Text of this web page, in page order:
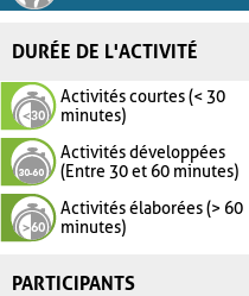
DURÉE DE L'ACTIVITÉ
Activités courtes (< 30
minutes)
Activités développées
(Entre 30 et 60 minutes)
Activités élaborées (> 60
minutes)
PARTICIPANTS